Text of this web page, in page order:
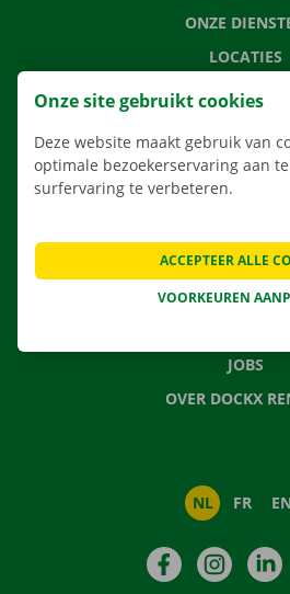
ONZE
LOCATIES
APP
VEELGESTELDE
NIEUWS
JOBS
OVER DOCKX
NL FR EN
Facebook
Onze site gebruikt cookies
Deze website maakt gebruik van
optimale bezoekerservaring aan
surfervaring te verbeteren.
VOORKEUREN
ACCEPTEER ALLE